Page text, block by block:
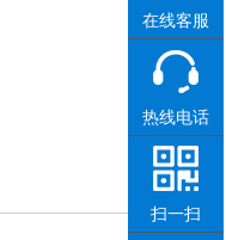
在线客服
热线电话
扫一扫